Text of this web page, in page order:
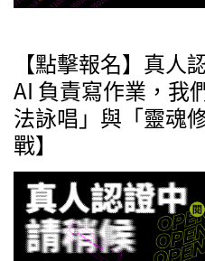
【點擊報名】真人
AI 負責寫作業，我
法詠唱」與「靈魂
戰】